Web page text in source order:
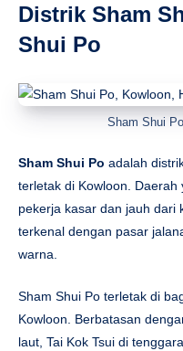
Distrik Sham
Shui Po
Sham Shui
Sham Shui Po adalah
terletak di Kowloon.
pekerja kasar dan jauh dari
terkenal dengan pasar
warna.
Sham Shui Po terletak di
Kowloon. Berbatasan
laut, Tai Kok Tsui di